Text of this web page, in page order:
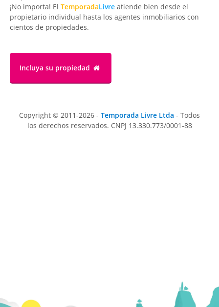
¡No importa! El TemporadaLivre atiende bien desde el
propietario individual hasta los agentes inmobiliarios con
cientos de propiedades.
Incluya su propiedad
Copyright © 2011-2026 - Temporada Livre Ltda - Todos
los derechos reservados. CNPJ 13.330.773/0001-88